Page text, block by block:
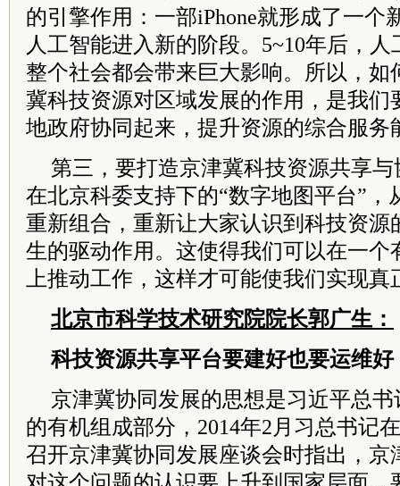
的引擎作用：一部iPhone就形成了一个
人工智能进入新的阶段。5~10年后，
整个社会都会带来巨大影响。所以，如
冀科技资源对区域发展的作用，是我们
地政府协同起来，提升资源的综合服务
第三，要打造京津冀科技资源共享
在北京科委支持下的“数字地图平台”，
重新组合，重新让大家认识到科技资源
生的驱动作用。这使得我们可以在一个
上推动工作，这样才可能使我们实现真
北京市科学技术研究院院长郭广生：
科技资源共享平台要建好也要运维好
京津冀协同发展的思想是习近平总
的有机组成部分，2014年2月习总书记
召开京津冀协同发展座谈会时指出，京